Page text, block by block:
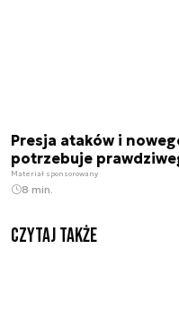
Presja ataków i
potrzebuje
Materiał sponsorowany
8 min.
Czytaj także